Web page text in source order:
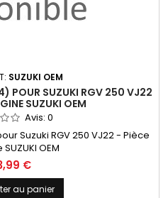
SUZUKI OEM
POUR SUZUKI RGV 250 VJ22
SUZUKI OEM
Avis: 0
Suzuki RGV 250 VJ22 - Pièce
OEM
€
au panier